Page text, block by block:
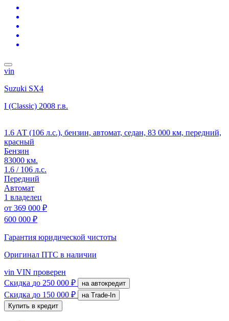
vin
Suzuki SX4
I (Classic) 2008 г.в.
1.6 АТ (106 л.с.), бензин, автомат, седан, 83 000 км, передний,
красный
Бензин
83000 км.
1.6 / 106 л.с.
Передний
Автомат
1 владелец
от 369 000 ₽
600 000 ₽
Гарантия юридической чистоты
Оригинал ПТС в наличии
vin VIN проверен
Скидка до 250 000 ₽ на автокредит
Скидка до 150 000 ₽
на Trade-In
Купить в кредит